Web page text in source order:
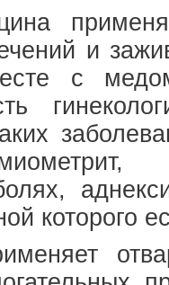
и
с
которого